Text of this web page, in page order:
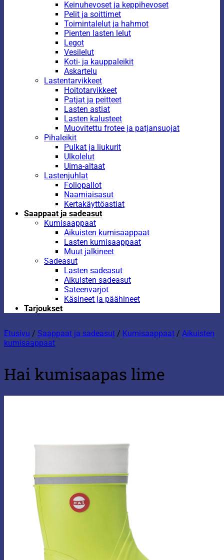
Keinuhevoset ja keppihevoset
Pelit ja soittimet
Toimintalelut ja hahmot
Pienten lasten lelut
Legot
Vesilelut
Koti- ja kauppaleikit
Askartelu
Lastentarvikkeet
Hoitotarvikkeet
Patjat ja peitteet
Lasten astiat
Lasten kalusteet
Muovitettu frotee ja patjansuojat
Pihaleikit
Pulkat ja liukurit
Ulkolelut
Uima-altaat
Lastenjuhlat
Foliopallot
Naamiaisasut
Kertakäyttöastiat
Saappaat ja sadeasut
Kumisaappaat
Aikuisten kumisaappaat
Lasten kumisaappaat
Muut jalkineet
Sadeasut
Lasten sadeasut
Aikuisten sadeasut
Sateenvarjot
Käsineet ja päähineet
Tarjoukset
Etusivu / Saappaat ja sadeasut / Kumisaappaat / Aikuisten
kumisaappaat
Hai kumisaapas lime